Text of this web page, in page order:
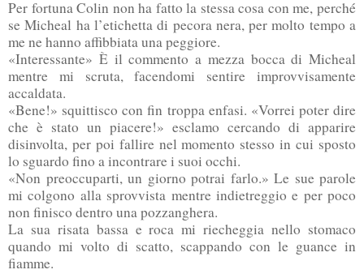
Per fortuna Colin non ha fatto la stessa cosa con me, perché
se Micheal ha l’etichetta di pecora nera, per molto tempo a
me ne hanno affibbiata una peggiore.
«Interessante» È il commento a mezza bocca di Micheal
mentre mi scruta, facendomi sentire improvvisamente
accaldata.
«Bene!» squittisco con fin troppa enfasi. «Vorrei poter dire
che è stato un piacere!» esclamo cercando di apparire
disinvolta, per poi fallire nel momento stesso in cui sposto
lo sguardo fino a incontrare i suoi occhi.
«Non preoccuparti, un giorno potrai farlo.» Le sue parole
mi colgono alla sprovvista mentre indietreggio e per poco
non finisco dentro una pozzanghera.
La sua risata bassa e roca mi riecheggia nello stomaco
quando mi volto di scatto, scappando con le guance in
fiamme.